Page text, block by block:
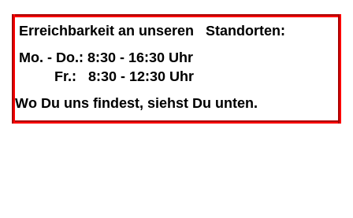
Erreichbarkeit an unseren Standorten:
Mo. - Do.: 8:30 - 16:30 Uhr
Fr.: 8:30 - 12:30 Uhr
Wo Du uns findest, siehst Du unten.